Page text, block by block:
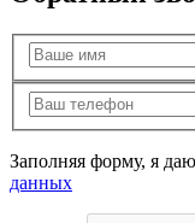
Заполняя форму, я
данных